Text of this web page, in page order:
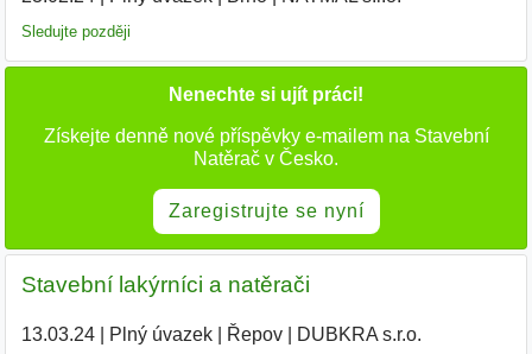
Sledujte později
Nenechte si ujít práci!
Získejte denně nové příspěvky e-mailem na Stavební
Natěrač v Česko.
Zaregistrujte se nyní
Stavební lakýrníci a natěrači
13.03.24| Plný úvazek| Řepov| DUBKRA s.r.o.